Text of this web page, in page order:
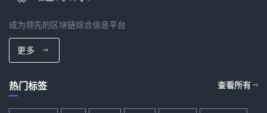
成为领先的区块链综合信息平台
更多
热门标签 查看所有